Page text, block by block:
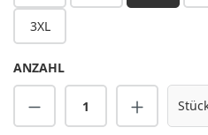
3XL
ANZAHL
Produkt Anzahl: